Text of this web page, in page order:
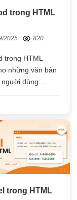
trong HTML
2025 820
trong HTML
những văn bản
người dùng
trong HTML